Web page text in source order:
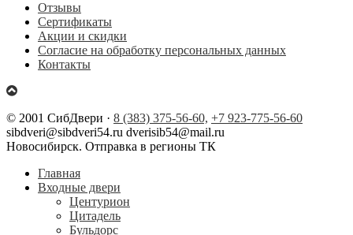
Отзывы
Сертификаты
Акции и скидки
Согласие на обработку персональных данных
Контакты
© 2001 СибДвери · 8 (383) 375-56-60, +7 923-775-56-60
sibdveri@sibdveri54.ru dverisib54@mail.ru
Новосибирск. Отправка в регионы ТК
Главная
Входные двери
Центурион
Цитадель
Бульдорс